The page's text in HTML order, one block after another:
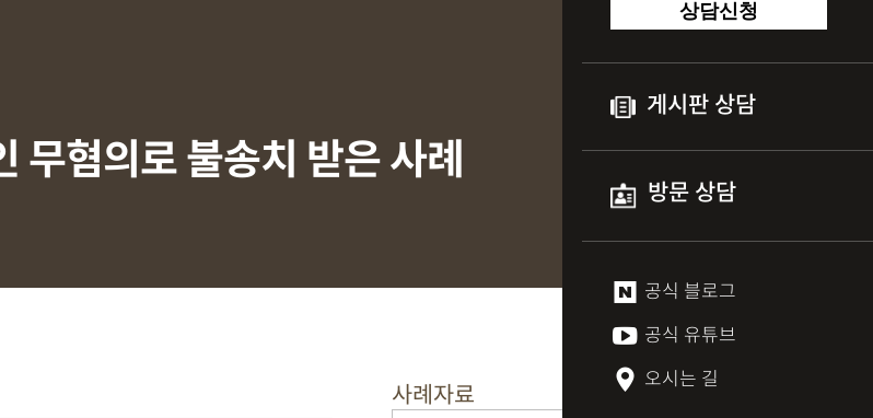
상담신청
게시판 상담
방문 상담
공식 블로그
공식 유튜브
오시는 길
혐의로 불송치 받은 사례
사례자료